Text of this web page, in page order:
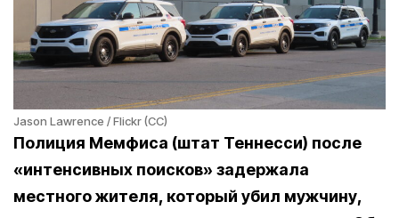
Jason Lawrence / Flickr (CC)
Полиция Мемфиса (штат Теннесси) после
«интенсивных поисков» задержала
местного жителя, который убил мужчину,